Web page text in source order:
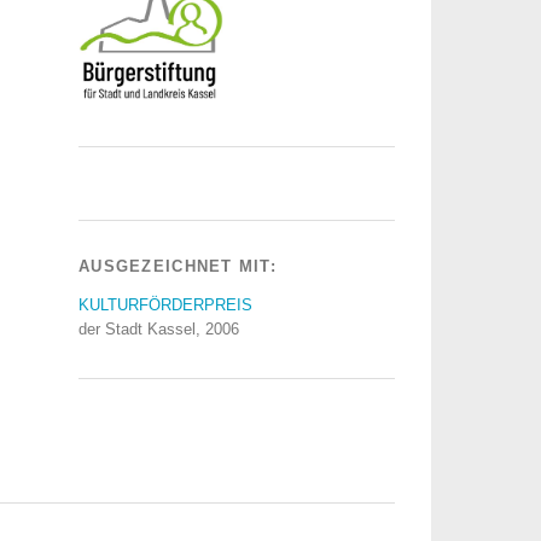
AUSGEZEICHNET MIT:
KULTURFÖRDERPREIS
der Stadt Kassel, 2006